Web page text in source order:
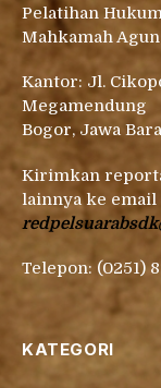
Pelatihan
Mahkamah
Kantor: Jl.
Megamendung
Bogor, Jawa
Kirimkan
lainnya ke email
Telepon: (0251)
KATEGORI